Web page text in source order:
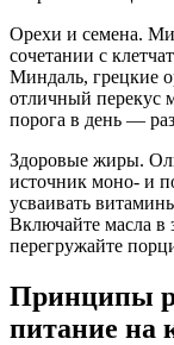
Орехи и семена.
сочетании с
Миндаль, грецкие
отличный перекус
порога в день —
Здоровые жиры.
источник моно- и
усваивать
Включайте масла в
перегружайте
Принципы
питание на